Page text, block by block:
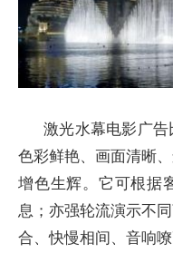
激光水幕电影广
色彩鲜艳、画面清晰
增色生辉。它可根据
息；亦强轮流演示不
合、快慢相间、音响